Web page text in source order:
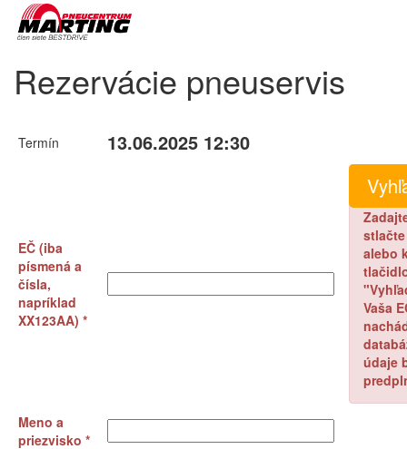
Rezervácie pneuservis
Termín 13.06.2025 12:30
EČ (iba
písmená a
čísla,
napríklad
XX123AA) *
stlačte
alebo
Vaša
údaje
Meno a
priezvisko *